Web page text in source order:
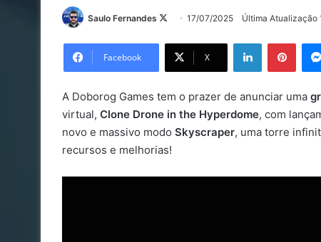
Saulo Fernandes
Follow17/07/2025 Última Atualização
Facebook X
Linkedin
A Doborog Games tem o prazer de anunciar uma
virtual, Clone Drone in the Hyperdome, com
novo e massivo modo Skyscraper, uma torre
recursos e melhorias!